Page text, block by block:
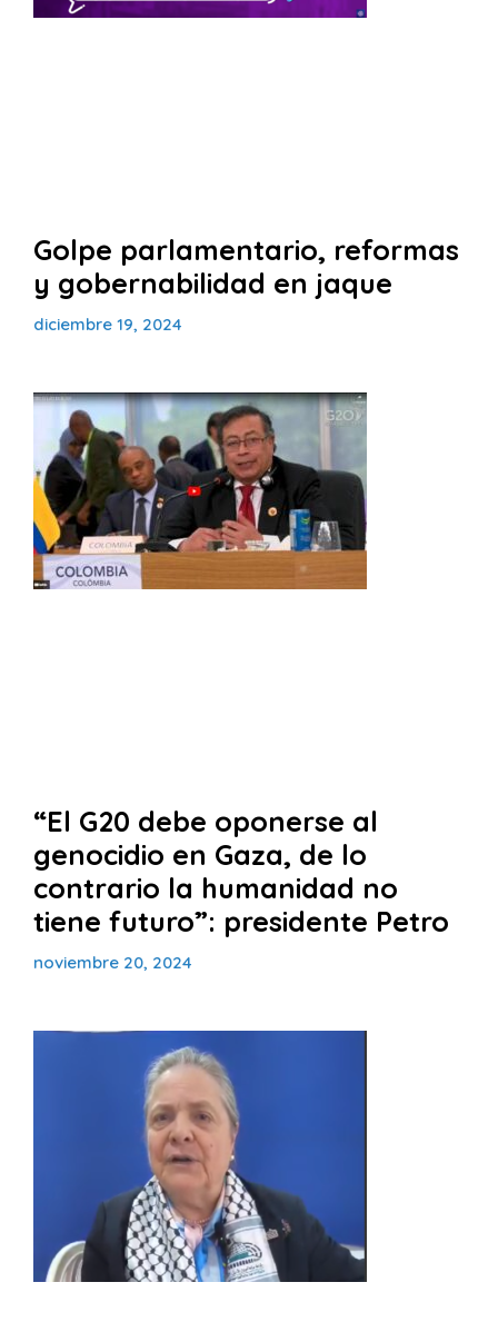
Golpe parlamentario, reformas
y gobernabilidad en jaque
diciembre 19, 2024
“El G20 debe oponerse al
genocidio en Gaza, de lo
contrario la humanidad no
tiene futuro”: presidente Petro
noviembre 20, 2024